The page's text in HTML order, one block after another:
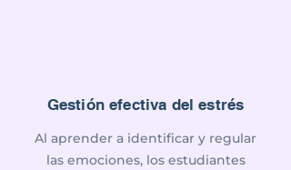
Gestión efectiva del estrés
Al aprender a identificar y regular
las emociones, los estudiantes